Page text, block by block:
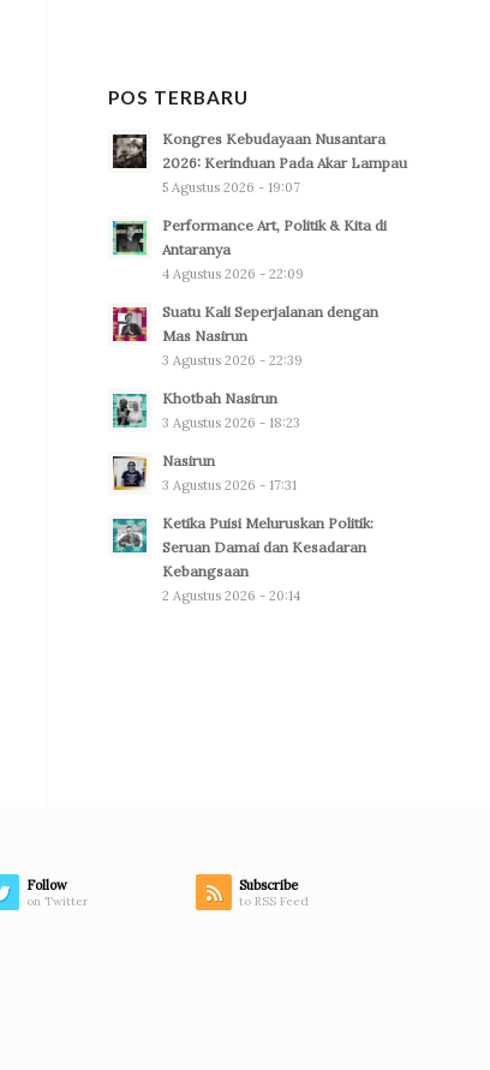
POS TERBARU
Kongres Kebudayaan Nusantara
2026: Kerinduan Pada Akar Lampau
5 Agustus 2026 - 19:07
Performance Art, Politik & Kita di
Antaranya
4 Agustus 2026 - 22:09
Suatu Kali Seperjalanan dengan
Mas Nasirun
3 Agustus 2026 - 22:39
Khotbah Nasirun
3 Agustus 2026 - 18:23
Nasirun
3 Agustus 2026 - 17:31
Ketika Puisi Meluruskan Politik:
Seruan Damai dan Kesadaran
Kebangsaan
2 Agustus 2026 - 20:14
Follow
on Twitter
Subscribe
to RSS Feed